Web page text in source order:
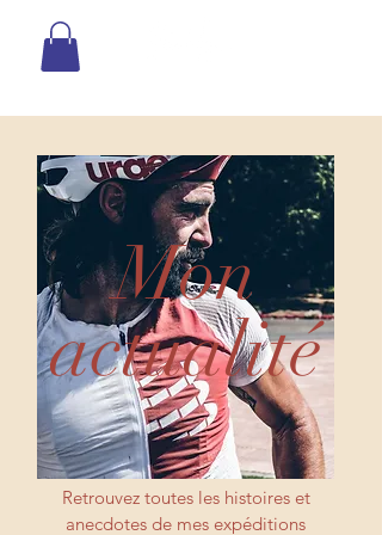
Mon
actualité
Retrouvez toutes les histoires et
anecdotes de mes expéditions